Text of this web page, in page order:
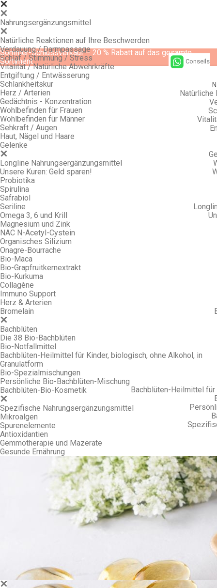
Sommer-Schlussverkauf – 20 % Rabatt auf das gesamte
Sortiment
Nahrungsergänzungsmittel
Natürliche Reaktionen auf Ihre Beschwerden
Verdauung / Darmpassage
Schlaf / Stimmung / Stress
Vitalität / Natürliche Abwehrkräfte
Entgiftung / Entwässerung
Schlankheitskur
Herz / Arterien
Gedächtnis - Konzentration
Wohlbefinden für Frauen
Wohlbefinden für Männer
Sehkraft / Augen
Haut, Nägel und Haare
Gelenke
Longline Nahrungsergänzungsmittel
Unsere Kuren: Geld sparen!
Probiotika
Spirulina
Safrabiol
Seriline
Omega 3, 6 und Krill
Magnesium und Zink
NAC N-Acetyl-Cystein
Organisches Silizium
Onagre-Bourrache
Bio-Maca
Bio-Grapfruitkernextrakt
Bio-Kurkuma
Collagène
Immuno Support
Herz & Arterien
Bromelain
Bachblüten
Die 38 Bio-Bachblüten
Bio-Notfallmittel
Bachblüten-Heilmittel für Kinder, biologisch, ohne Alkohol, in
Granulatform
Bio-Spezialmischungen
Persönliche Bio-Bachblüten-Mischung
Bachblüten-Bio-Kosmetik
Spezifische Nahrungsergänzungsmittel
Mikroalgen
Spurenelemente
Antioxidantien
Gemmotherapie und Mazerate
Gesunde Ernährung
Natürliche
Bachblüten-Heilmittel für
Conseils